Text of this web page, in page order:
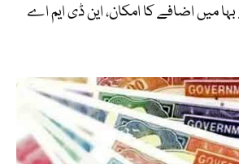
میں اضافے کا امکان، این ڈی ایم اے